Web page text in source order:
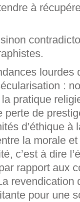
à
lourdes
:
pratique
perte de
d’éthique à
la morale
c’est à dire
rapport aux
revendication
pour une